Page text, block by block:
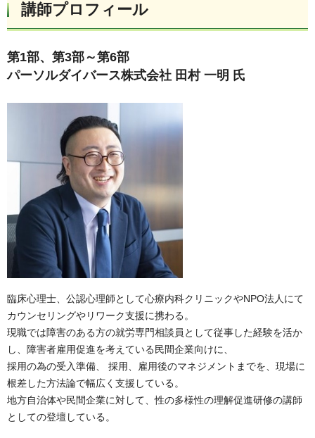
講師プロフィール
第1部、第3部～第6部
パーソルダイバース株式会社 田村 一明 氏
臨床心理士、公認心理師として心療内科クリニックやNPO法人にて
カウンセリングやリワーク支援に携わる。
現職では障害のある方の就労専門相談員として従事した経験を活か
し、障害者雇用促進を考えている民間企業向けに、
採用の為の受入準備、 採用、雇用後のマネジメントまでを、現場に
根差した方法論で幅広く支援している。
地方自治体や民間企業に対して、性の多様性の理解促進研修の講師
としての登壇している。